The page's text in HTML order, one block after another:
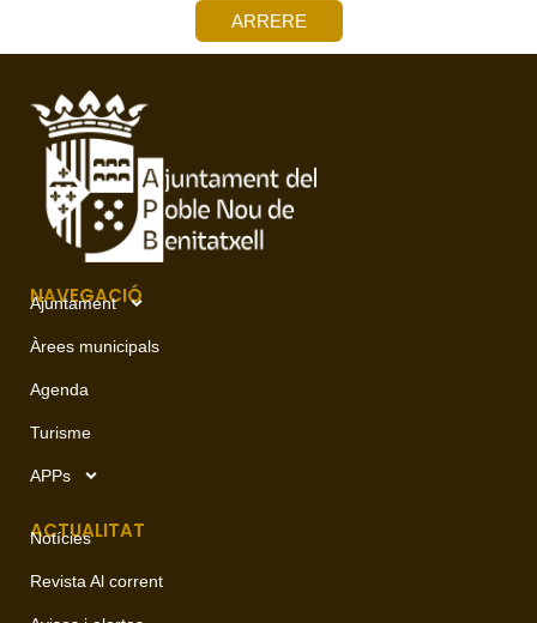
ARRERE
NAVEGACIÓ
Ajuntament
Àrees municipals
Agenda
Turisme
APPs
ACTUALITAT
Notícies
Revista Al corrent